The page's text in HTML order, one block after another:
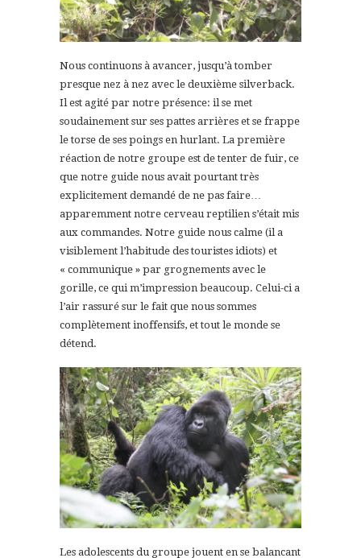
Nous continuons à avancer, jusqu’à tomber
presque nez à nez avec le deuxième silverback.
Il est agité par notre présence: il se met
soudainement sur ses pattes arrières et se frappe
le torse de ses poings en hurlant. La première
réaction de notre groupe est de tenter de fuir, ce
que notre guide nous avait pourtant très
explicitement demandé de ne pas faire…
apparemment notre cerveau reptilien s’était mis
aux commandes. Notre guide nous calme (il a
visiblement l’habitude des touristes idiots) et
« communique » par grognements avec le
gorille, ce qui m’impression beaucoup. Celui-ci a
l’air rassuré sur le fait que nous sommes
complètement inoffensifs, et tout le monde se
détend.
Les adolescents du groupe jouent en se balancant